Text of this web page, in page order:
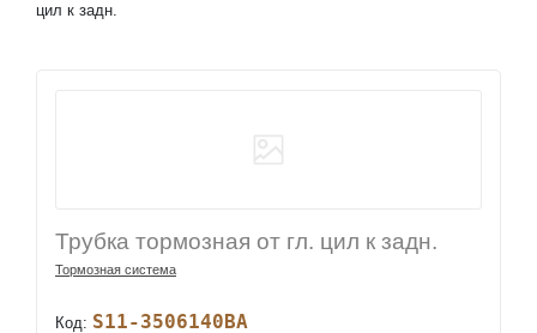
цил к задн.
Трубка тормозная от гл. цил к задн.
Тормозная система
Код: S11-3506140BA